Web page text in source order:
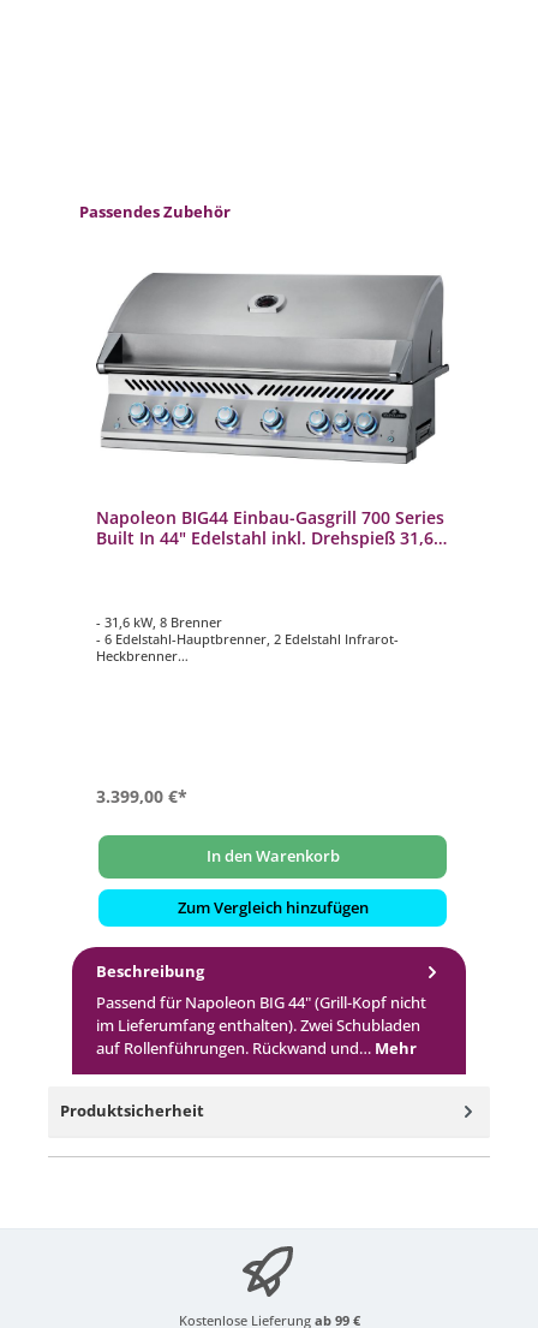
Produktgalerie überspringen
Passendes Zubehör
Napoleon BIG44 Einbau-Gasgrill 700 Series
Built In 44" Edelstahl inkl. Drehspieß 31,6
- 31,6 kW, 8 Brenner
- 6 Edelstahl-Hauptbrenner, 2 Edelstahl Infrarot-
Heckbrenner
3.399,00 €*
In den Warenkorb
Zum Vergleich hinzufügen
Beschreibung
Passend für Napoleon BIG 44" (Grill-Kopf nicht
im Lieferumfang enthalten). Zwei Schubladen
auf Rollenführungen. Rückwand und… Mehr
Produktsicherheit
Kostenlose Lieferung ab 99 €